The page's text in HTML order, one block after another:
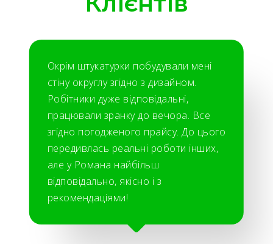
Окрім штукатурки побудували мені
стіну округлу згідно з дизайном.
Робітники дуже відповідальні,
працювали зранку до вечора. Все
згідно погодженого прайсу. До цього
передивлась реальні роботи інших,
але у Романа найбільш
відповідально, якісно і з
рекомендаціями!